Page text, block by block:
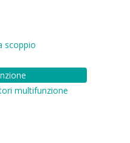
scoppio
multifunzione